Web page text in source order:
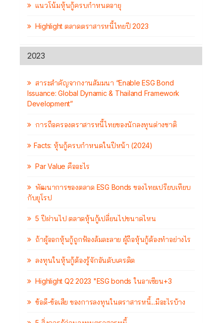
แนวโน้มหุ้นกู้ครบกำหนดอายุ
Highlight ตลาดตราสารหนี้ไทยปี 2023
2023
สาระสำคัญจากงานสัมมนา “Enable ESG Bond
Issuance: Global Dynamic & Thailand Framework
Development”
การถือครองตราสารหนี้ไทยของนักลงทุนต่างชาติ
Facts: หุ้นกู้ครบกำหนดในปีหน้า (2024)
Par Value คืออะไร
พัฒนาการของตลาด ESG Bonds ของไทยเปรียบเทียบ
กับยุโรป
5 ปีผ่านไป ตลาดหุ้นกู้เปลี่ยนไปขนาดไหน
ถ้าผู้ออกหุ้นกู้ถูกฟ้องล้มละลาย ผู้ถือหุ้นกู้ต้องทำอย่างไร
ลงทุนในหุ้นกู้ต้องรู้จักอันดับเครดิต
Highlight Q2 2023 "ESG bonds ในอาเซียน+3
ข้อดี-ข้อเสีย ของการลงทุนในตราสารหนี้...มีอะไรบ้าง